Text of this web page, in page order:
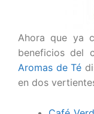
Ahora que ya
beneficios del
Aromas de Té
en dos